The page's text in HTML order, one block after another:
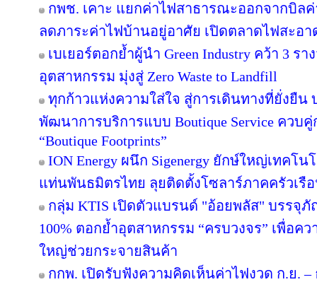
กพช. เคาะ แยกค่าไฟสาธารณะออกจากบิล
ลดภาระค่าไฟบ้านอยู่อาศัย เปิดตลาดไฟสะอา
เบเยอร์ตอกย้ำผู้นำ Green Industry คว้า 3 ร
อุตสาหกรรม มุ่งสู่ Zero Waste to Landfill
ทุกก้าวแห่งความใส่ใจ สู่การเดินทางที่ยั่งยืน
พัฒนาการบริการแบบ Boutique Service คว
“Boutique Footprints”
ION Energy ผนึก Sigenergy ยักษ์ใหญ่เทคโ
แท่นพันธมิตรไทย ลุยติดตั้งโซลาร์ภาคครัวเรือ
กลุ่ม KTIS เปิดตัวแบรนด์ "อ้อยพลัส" บรรจุ
100% ตอกย้ำอุตสาหกรรม “ครบวงจร” เพื่อค
ใหญ่ช่วยกระจายสินค้า
กกพ. เปิดรับฟังความคิดเห็นค่าไฟงวด ก.ย. –